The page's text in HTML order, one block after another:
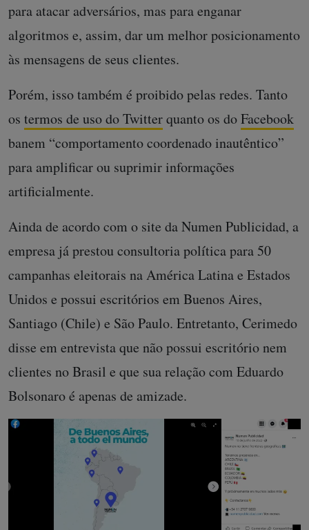
para atacar adversários, mas para enganar
algoritmos e, assim, dar um melhor posicionamento
às mensagens de seus clientes.
Porém, isso também é proibido pelas redes. Tanto
os termos de uso do Twitterquanto os doFacebook
banem “comportamento coordenado inautêntico”
para amplificar ou suprimir informações
artificialmente.
Ainda de acordo com o site da Numen Publicidad, a
empresa já prestou consultoria política para 50
campanhas eleitorais na América Latina e Estados
Unidos e possui escritórios em Buenos Aires,
Santiago (Chile) e São Paulo. Entretanto, Cerimedo
disse em entrevista que não possui escritório nem
clientes no Brasil e que sua relação com Eduardo
Bolsonaro é apenas de amizade.